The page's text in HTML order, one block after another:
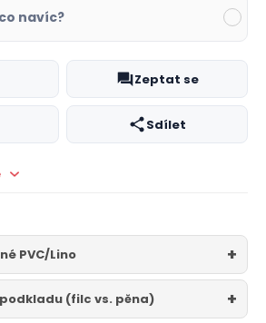
navíc?
Zeptat se
Sdílet
PVC/Lino
(filc vs. pěna)